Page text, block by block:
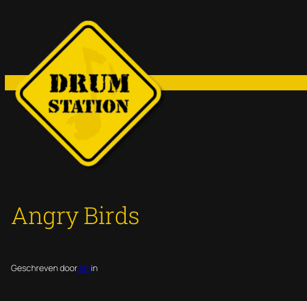
inhoud
Angry Birds
Geschreven doorJanin